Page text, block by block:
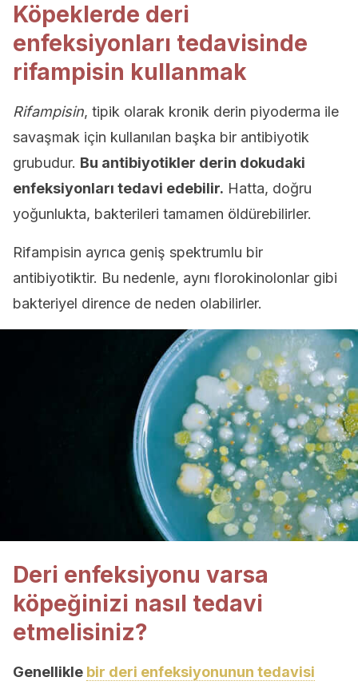
Köpeklerde deri
enfeksiyonları tedavisinde
rifampisin kullanmak
Rifampisin, tipik olarak kronik derin piyoderma ile
savaşmak için kullanılan başka bir antibiyotik
grubudur. Bu antibiyotikler derin dokudaki
enfeksiyonları tedavi edebilir. Hatta, doğru
yoğunlukta, bakterileri tamamen öldürebilirler.
Rifampisin ayrıca geniş spektrumlu bir
antibiyotiktir. Bu nedenle, aynı florokinolonlar gibi
bakteriyel dirence de neden olabilirler.
Deri enfeksiyonu varsa
köpeğinizi nasıl tedavi
etmelisiniz?
Genellikle bir deri enfeksiyonunun tedavisi